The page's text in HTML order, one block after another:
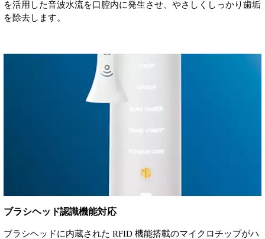
を活用した音波水流を口腔内に発生させ、やさしくしっかり歯垢
を除去します。
ブラシヘッド認識機能対応
ブラシヘッドに内蔵された RFID 機能搭載のマイクロチップがハ